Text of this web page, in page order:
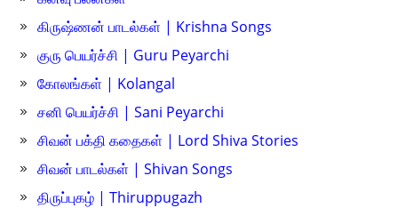
கிருஷ்ணன் பாடல்கள் | Krishna Songs
குரு பெயர்ச்சி | Guru Peyarchi
கோலங்கள் | Kolangal
சனி பெயர்ச்சி | Sani Peyarchi
சிவன் பக்தி கதைகள் | Lord Shiva Stories
சிவன் பாடல்கள் | Shivan Songs
திருப்புகழ் | Thiruppugazh